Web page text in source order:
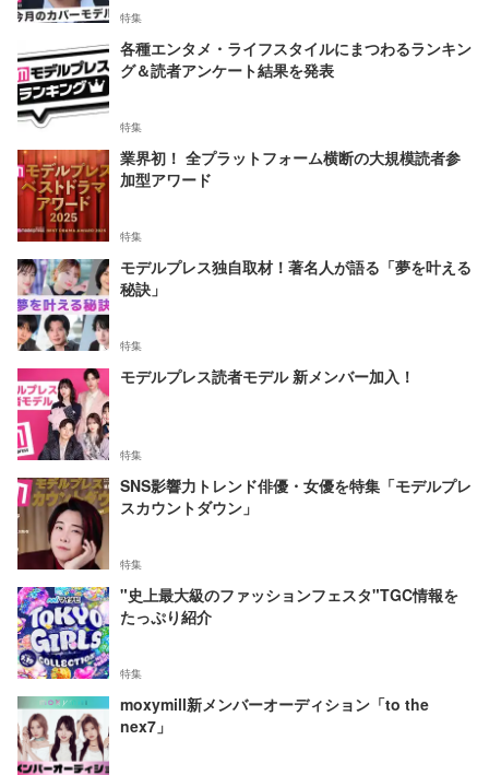
特集
各種エンタメ・ライフスタイルにまつわるランキン
グ＆読者アンケート結果を発表
特集
業界初！ 全プラットフォーム横断の大規模読者参
加型アワード
特集
モデルプレス独自取材！著名人が語る「夢を叶える
秘訣」
特集
モデルプレス読者モデル 新メンバー加入！
特集
SNS影響力トレンド俳優・女優を特集「モデルプレ
スカウントダウン」
特集
"史上最大級のファッションフェスタ"TGC情報を
たっぷり紹介
特集
moxymill新メンバーオーディション「to the
nex7」